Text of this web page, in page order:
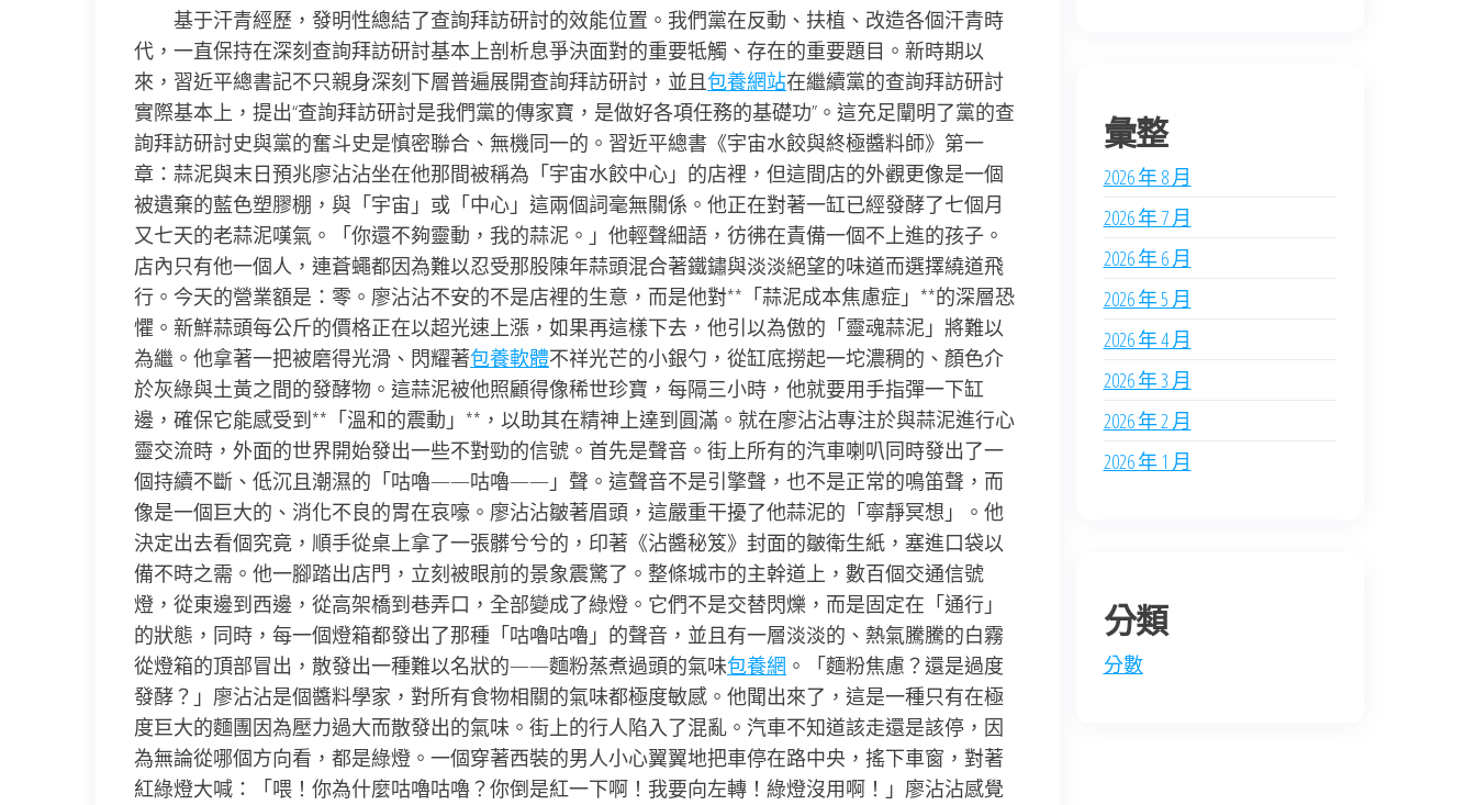
基于汗青經歷，發明性總結了查詢拜訪研討的效能位置。我們黨在反動、扶植、改造各個汗青時
代，一直保持在深刻查詢拜訪研討基本上剖析息爭決面對的重要牴觸、存在的重要題目。新時期以
來，習近平總書記不只親身深刻下層普遍展開查詢拜訪研討，並且包養網站在繼續黨的查詢拜訪研討
實際基本上，提出“查詢拜訪研討是我們黨的傳家寶，是做好各項任務的基礎功”。這充足闡明了黨的查
詢拜訪研討史與黨的奮斗史是慎密聯合、無機同一的。習近平總書《宇宙水餃與終極醬料師》第一
章：蒜泥與末日預兆廖沾沾坐在他那間被稱為「宇宙水餃中心」的店裡，但這間店的外觀更像是一個
被遺棄的藍色塑膠棚，與「宇宙」或「中心」這兩個詞毫無關係。他正在對著一缸已經發酵了七個月
又七天的老蒜泥嘆氣。「你還不夠靈動，我的蒜泥。」他輕聲細語，彷彿在責備一個不上進的孩子。
店內只有他一個人，連蒼蠅都因為難以忍受那股陳年蒜頭混合著鐵鏽與淡淡絕望的味道而選擇繞道飛
行。今天的營業額是：零。廖沾沾不安的不是店裡的生意，而是他對**「蒜泥成本焦慮症」**的深層恐
懼。新鮮蒜頭每公斤的價格正在以超光速上漲，如果再這樣下去，他引以為傲的「靈魂蒜泥」將難以
為繼。他拿著一把被磨得光滑、閃耀著包養軟體不祥光芒的小銀勺，從缸底撈起一坨濃稠的、顏色介
於灰綠與土黃之間的發酵物。這蒜泥被他照顧得像稀世珍寶，每隔三小時，他就要用手指彈一下缸
邊，確保它能感受到**「溫和的震動」**，以助其在精神上達到圓滿。就在廖沾沾專注於與蒜泥進行心
靈交流時，外面的世界開始發出一些不對勁的信號。首先是聲音。街上所有的汽車喇叭同時發出了一
個持續不斷、低沉且潮濕的「咕嚕——咕嚕——」聲。這聲音不是引擎聲，也不是正常的鳴笛聲，而
像是一個巨大的、消化不良的胃在哀嚎。廖沾沾皺著眉頭，這嚴重干擾了他蒜泥的「寧靜冥想」。他
決定出去看個究竟，順手從桌上拿了一張髒兮兮的，印著《沾醬秘笈》封面的皺衛生紙，塞進口袋以
備不時之需。他一腳踏出店門，立刻被眼前的景象震驚了。整條城市的主幹道上，數百個交通信號
燈，從東邊到西邊，從高架橋到巷弄口，全部變成了綠燈。它們不是交替閃爍，而是固定在「通行」
的狀態，同時，每一個燈箱都發出了那種「咕嚕咕嚕」的聲音，並且有一層淡淡的、熱氣騰騰的白霧
從燈箱的頂部冒出，散發出一種難以名狀的——麵粉蒸煮過頭的氣味包養網 。「麵粉焦慮？還是過度
發酵？」廖沾沾是個醬料學家，對所有食物相關的氣味都極度敏感。他聞出來了，這是一種只有在極
度巨大的麵團因為壓力過大而散發出的氣味。街上的行人陷入了混亂。汽車不知道該走還是該停，因
為無論從哪個方向看，都是綠燈。一個穿著西裝的男人小心翼翼地把車停在路中央，搖下車窗，對著
紅綠燈大喊：「喂！你為什麼咕嚕咕嚕？你倒是紅一下啊！我要向左轉！綠燈沒用啊！」廖沾沾感覺
彙整
2026 年 8 月
2026 年 7 月
2026 年 6 月
2026 年 5 月
2026 年 4 月
2026 年 3 月
2026 年 2 月
2026 年 1 月
分類
分數